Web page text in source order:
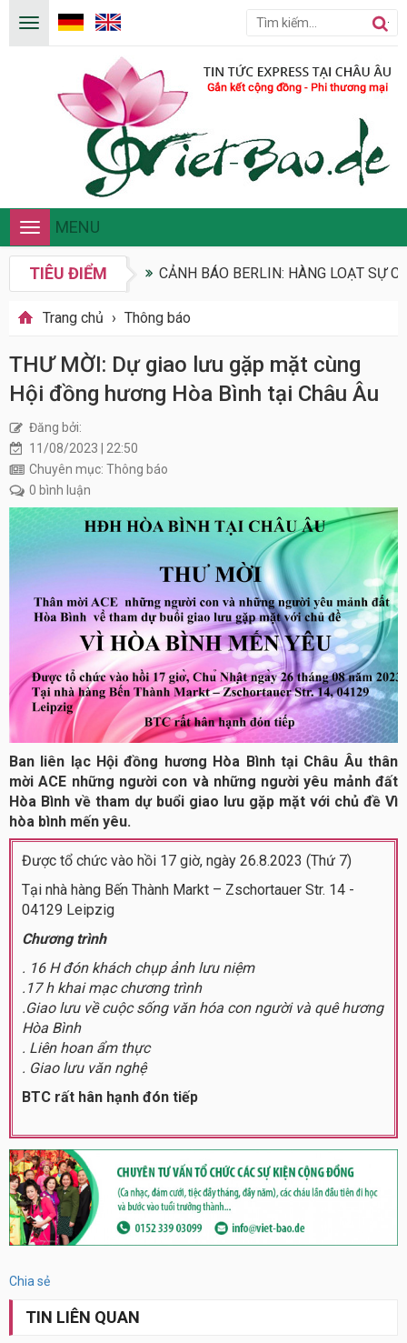
Toggle
navigation
MENU
TIÊU ĐIỂM CẢNH BÁO BERLIN: HÀNG LOẠT SỰ
Trang chủ › Thông báo
THƯ MỜI: Dự giao lưu gặp mặt cùng
Hội đồng hương Hòa Bình tại Châu Âu
Đăng bởi:
11/08/2023 | 22:50
Chuyên mục: Thông báo
0 bình luận
Ban liên lạc Hội đồng hương Hòa Bình tại Châu Âu thân
mời ACE những người con và những người yêu mảnh đất
Hòa Bình về tham dự buổi giao lưu gặp mặt với chủ đề Vì
hòa bình mến yêu.
Được tổ chức vào hồi 17 giờ, ngày 26.8.2023 (Thứ 7)
Tại nhà hàng Bến Thành Markt – Zschortauer Str. 14 -
04129 Leipzig
Chương trình
. 16 H đón khách chụp ảnh lưu niệm
.17 h khai mạc chương trình
.Giao lưu về cuộc sống văn hóa con người và quê hương
Hòa Bình
. Liên hoan ẩm thực
. Giao lưu văn nghệ
BTC rất hân hạnh đón tiếp
Chia sẻ
TIN LIÊN QUAN